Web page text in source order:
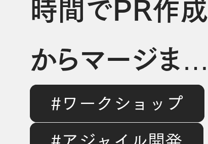
時間でPR作成
からマージまで
完遂。AIツール
#ワークショップ